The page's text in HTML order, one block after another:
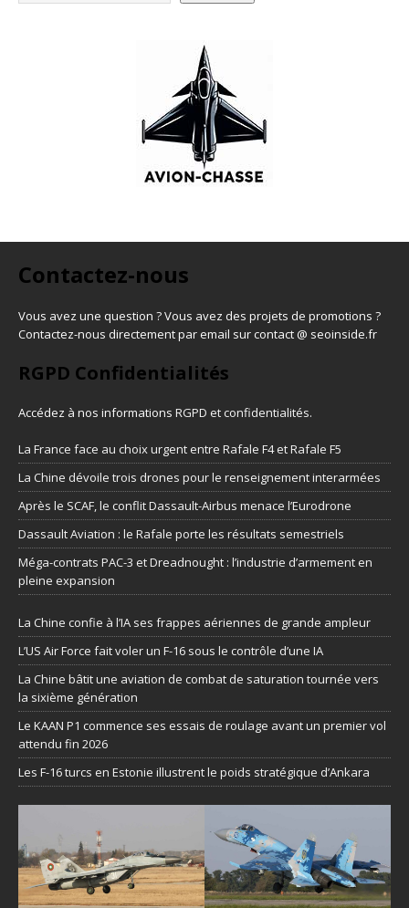
Contactez-nous
Vous avez une question ? Vous avez des projets de promotions ?
Contactez-nous directement par email sur contact @ seoinside.fr
RGPD Confidentialités
Accédez à nos informations RGPD et confidentialités.
La France face au choix urgent entre Rafale F4 et Rafale F5
La Chine dévoile trois drones pour le renseignement interarmées
Après le SCAF, le conflit Dassault-Airbus menace l’Eurodrone
Dassault Aviation : le Rafale porte les résultats semestriels
Méga-contrats PAC-3 et Dreadnought : l’industrie d’armement en
pleine expansion
La Chine confie à l’IA ses frappes aériennes de grande ampleur
L’US Air Force fait voler un F-16 sous le contrôle d’une IA
La Chine bâtit une aviation de combat de saturation tournée vers
la sixième génération
Le KAAN P1 commence ses essais de roulage avant un premier vol
attendu fin 2026
Les F-16 turcs en Estonie illustrent le poids stratégique d’Ankara